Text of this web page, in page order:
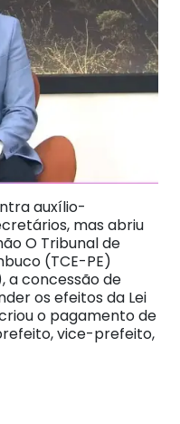
auxílio-
mas abriu
O Tribunal de
(TCE-PE)
a concessão de
os efeitos da Lei
o pagamento de
vice-prefeito,